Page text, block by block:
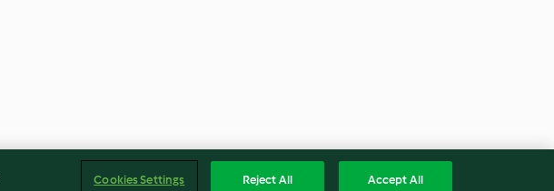
Cookies Settings Reject All Accept All